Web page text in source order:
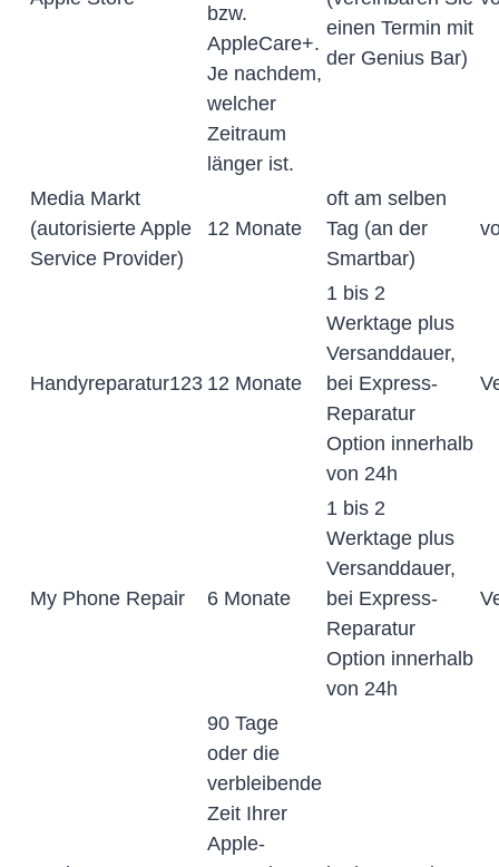
bzw.
AppleCare+.
Je nachdem,
welcher
Zeitraum
länger ist.
einen Termin mit
der Genius Bar)
Media Markt
(autorisierte Apple
Service Provider)
12 Monate
oft am selben
Tag (an der
Smartbar)
Handyreparatur123 12 Monate
1 bis 2
Werktage plus
Versanddauer,
bei Express-
Reparatur
Option innerhalb
von 24h
My Phone Repair 6 Monate
1 bis 2
Werktage plus
Versanddauer,
bei Express-
Reparatur
Option innerhalb
von 24h
90 Tage
oder die
verbleibende
Zeit Ihrer
Apple-